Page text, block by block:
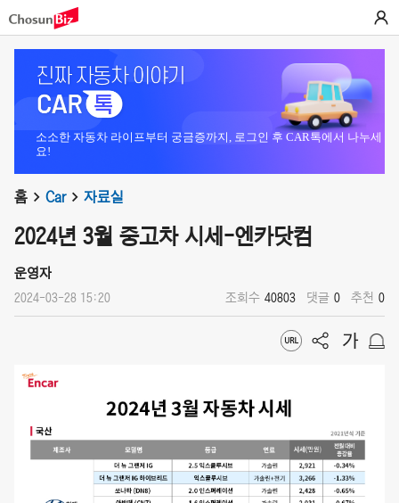
소소한 자동차 라이프부터 궁금증까지, 로그인 후 CAR톡에서 나누세
요!
홈 Car 자료실
2024년 3월 중고차 시세-엔카닷컴
운영자
2024-03-28 15:20 조회수 40803 댓글 0 추천 0